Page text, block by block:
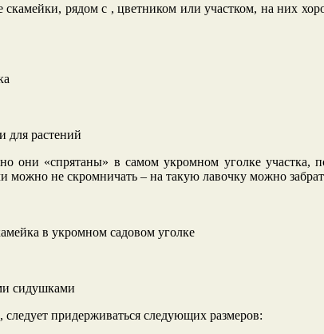
рядом с , цветником или участком, на них
для растений
они «спрятаны» в самом укромном уголке участка,
можно не скромничать – на такую лавочку можно
в укромном садовом уголке
сидушками
придерживаться следующих размеров: